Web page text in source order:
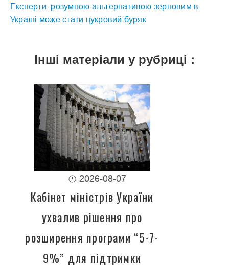
Експерти: розумною альтернативою зерновим в
Україні може стати цукровий буряк
Інші матеріали у рубриці :
2026-08-07
Кабінет міністрів України
ухвалив рішення про
розширення програми “5-7-
9%” для підтримки